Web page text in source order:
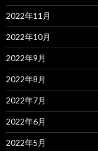
2022年11月
2022年10月
2022年9月
2022年8月
2022年7月
2022年6月
2022年5月